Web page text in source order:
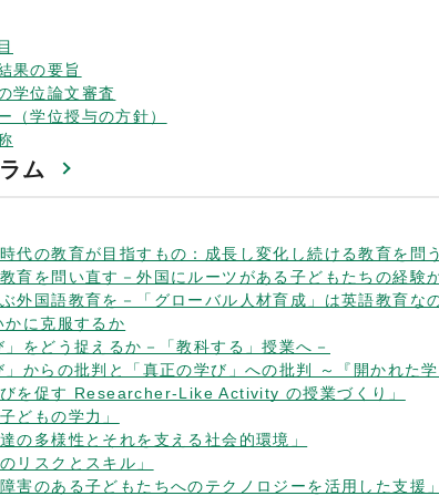
果の要旨
学位論文審査
（学位授与の方針）
ム
代の教育が目指すもの：成長し変化し続ける教育を問う
育を問い直す－外国にルーツがある子どもたちの経験
外国語教育を－「グローバル人材育成」は英語教育なの
に克服するか
をどう捉えるか－「教科する」授業へ－
からの批判と「真正の学び」への批判 ～『開かれた
を促す Researcher-Like Activity の授業づくり」
どもの学力」
の多様性とそれを支える社会的環境」
リスクとスキル」
害のある子どもたちへのテクノロジーを活用した支援」